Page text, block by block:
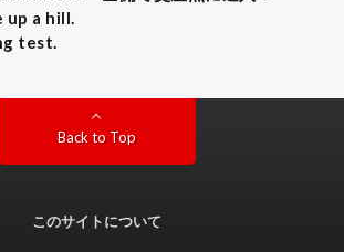
up a hill.
test.
Back to Top
このサイトについて